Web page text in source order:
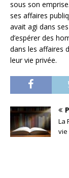
sous son
ses affaires
avait agi dans
d’espérer des
dans les affaires
leur vie privée.
La
vie